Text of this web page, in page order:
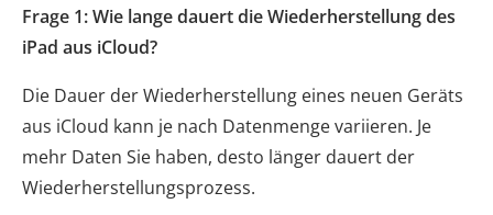
Frage 1: Wie lange dauert die Wiederherstellung des
iPad aus iCloud?
Die Dauer der Wiederherstellung eines neuen Geräts
aus iCloud kann je nach Datenmenge variieren. Je
mehr Daten Sie haben, desto länger dauert der
Wiederherstellungsprozess.